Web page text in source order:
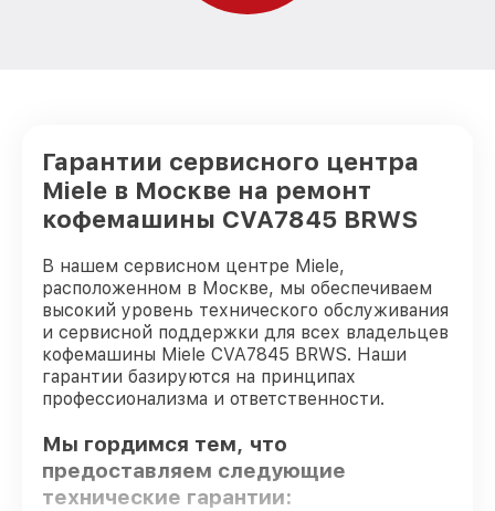
Гарантии сервисного центра
Miele в Москве на ремонт
кофемашины CVA7845 BRWS
В нашем сервисном центре Miele,
расположенном в Москве, мы обеспечиваем
высокий уровень технического обслуживания
и сервисной поддержки для всех владельцев
кофемашины Miele CVA7845 BRWS. Наши
гарантии базируются на принципах
профессионализма и ответственности.
Мы гордимся тем, что
предоставляем следующие
технические гарантии: